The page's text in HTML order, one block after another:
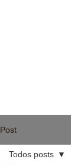
Post
Todos posts